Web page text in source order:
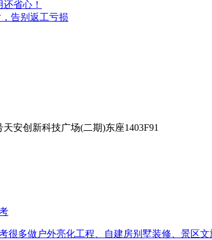
省心！
告别返工亏损
安创新科技广场(二期)东座1403F91
很多做户外亮化工程、自建房别墅装修、景区